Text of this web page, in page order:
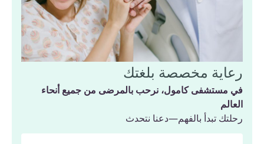
رعاية مخصصة بلغتك
في مستشفى كامول، نرحب بالمرضى من جميع أنحاء
العالم
رحلتك تبدأ بالفهم—دعنا نتحدث